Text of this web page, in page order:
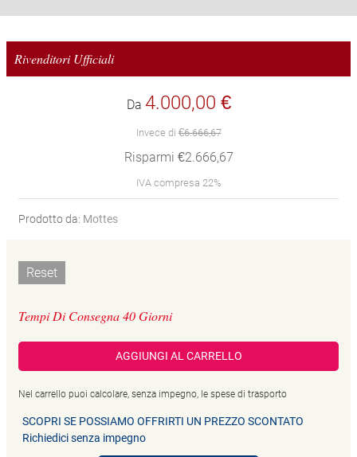
Rivenditori Ufficiali
Da 4.000,00 €
Invece di€6.666,67
Risparmi €2.666,67
IVA compresa 22%
Prodotto da: Mottes
Reset
Tempi Di Consegna 40 Giorni
AGGIUNGI AL CARRELLO
Nel carrello puoi calcolare, senza impegno, le spese di trasporto
SCOPRI SE POSSIAMO OFFRIRTI UN PREZZO SCONTATO
Richiedici senza impegno